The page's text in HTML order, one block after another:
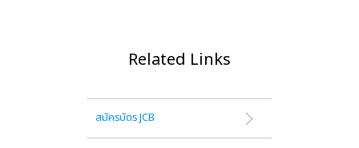
Related Links
สมัครบัตร JCB